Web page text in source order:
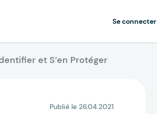
et S’en Protéger
Se connecter
Publié le 26.04.2021